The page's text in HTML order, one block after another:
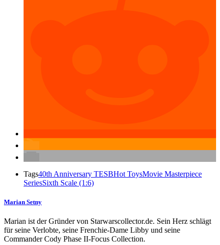
Tags40th Anniversary TESBHot ToysMovie Masterpiece
SeriesSixth Scale (1:6)
Marian Setny
Marian ist der Gründer von Starwarscollector.de. Sein Herz schlägt
für seine Verlobte, seine Frenchie-Dame Libby und seine
Commander Cody Phase II-Focus Collection.